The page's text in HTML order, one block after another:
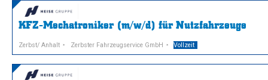
KFZ-Mechatroniker (m/w/d) für Nutzfahrzeuge
Zerbst/ Anhalt Zerbster Fahrzeugservice GmbH Vollzeit